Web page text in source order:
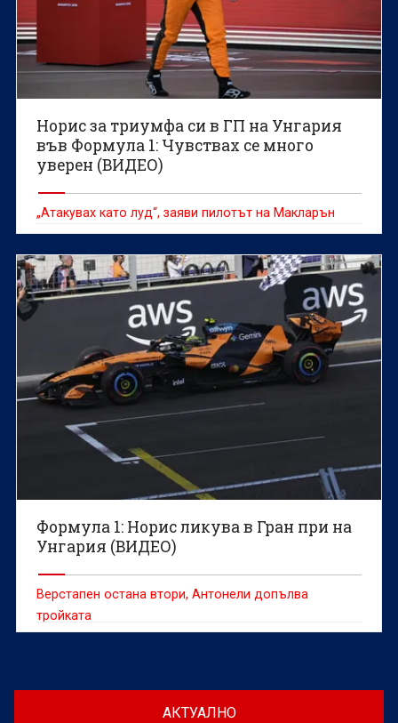
Норис за триумфа си в ГП на Унгария
във Формула 1: Чувствах се много
уверен (ВИДЕО)
„Атакувах като луд“, заяви пилотът на Макларън
Формула 1: Норис ликува в Гран при на
Унгария (ВИДЕО)
Верстапен остана втори, Антонели допълва
тройката
АКТУАЛНО